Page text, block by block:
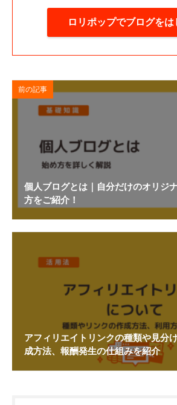
ロリポップでブログをは
前の記事
個人ブログとは｜自分だけのオリジ
方をご紹介！
アフィリエイトリンクの種類や見分
成方法、報酬発生の仕組みを紹介